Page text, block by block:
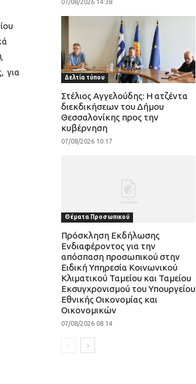
για
07/08/2026 14:38
Δελτία τύπου
Στέλιος Αγγελούδης: Η ατζέντα
διεκδικήσεων του Δήμου
Θεσσαλονίκης προς την
κυβέρνηση
07/08/2026 10:17
Θέματα Προσωπικού
Πρόσκληση Εκδήλωσης
Ενδιαφέροντος για την
απόσπαση προσωπικού στην
Ειδική Υπηρεσία Κοινωνικού
Κλιματικού Ταμείου και Ταμείου
Εκσυγχρονισμού του Υπουργείου
Εθνικής Οικονομίας και
Οικονομικών
07/08/2026 08:14